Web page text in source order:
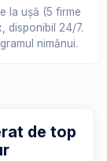
la ușă (5 firme
disponibil 24/7.
nimănui.
de top